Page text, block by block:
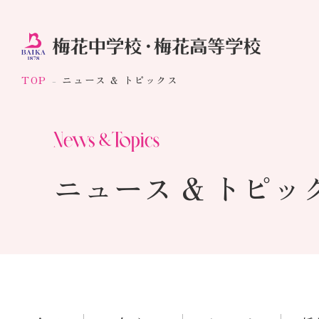
TOP ニュース & トピックス
ニュース & トピッ